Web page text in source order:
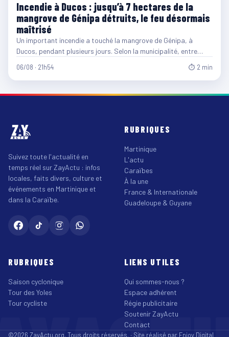
Incendie à Ducos : jusqu’à 7 hectares de la
mangrove de Génipa détruits, le feu désormais
maîtrisé
Un important incendie a touché la mangrove de Génipa, à
Ducos, pendant plusieurs jours. Selon la municipalité, entre…
06/08 · 21h54 ⏱ 2 min
Suivez toute l'actualité en
temps réel sur ZayActu : infos
locales, faits divers, culture et
événements en Martinique et
dans la Caraïbe.
RUBRIQUES
Martinique
L'actu
Caraïbes
À la une
France & Internationale
Guadeloupe & Guyane
RUBRIQUES
Saison cyclonique
Tour des Yoles
Tour cycliste
LIENS UTILES
Qui sommes-nous ?
Espace adhérent
Régie publicitaire
Soutenir ZayActu
Contact
©2026 ZayActu.org. Tous droits réservés. · Site réalisé par Enjoy Digital